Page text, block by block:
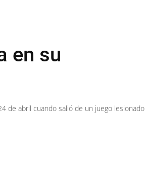
en su
de abril cuando salió de un juego lesionado